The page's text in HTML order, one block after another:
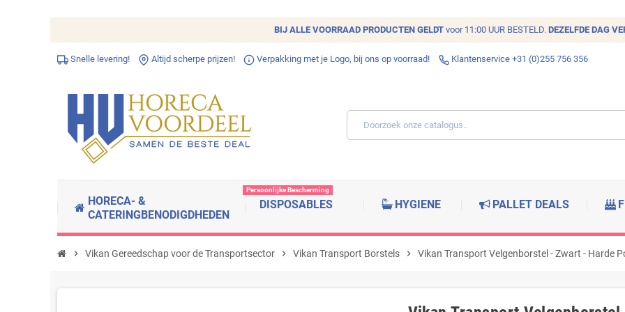
BIJ ALLE VOORRAAD PRODUCTEN GELDT voor 11:00 UUR BESTELD. DEZELFDE DAG
Snelle levering! Altijd scherpe prijzen! Verpakking met je Logo, bij ons op voorraad! Klantenservice +31 (0)255 756 356
HORECA- &
CATERINGBENODIGDHEDEN
DISPOSABLES
Persoonlijke Bescherming
HYGIENE PALLET DEALS
chevron_right Vikan Gereedschap voor de Transportsector chevron_right Vikan Transport Borstels chevron_right Vikan Transport Velgenborstel - Zwart - Harde